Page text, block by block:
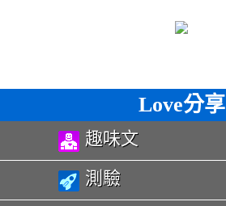
Love分享
趣味文
測驗